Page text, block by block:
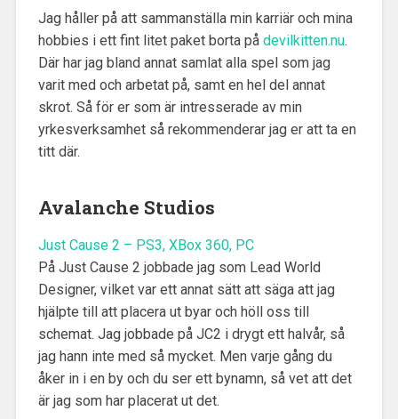
Jag håller på att sammanställa min karriär och mina
hobbies i ett fint litet paket borta på devilkitten.nu.
Där har jag bland annat samlat alla spel som jag
varit med och arbetat på, samt en hel del annat
skrot. Så för er som är intresserade av min
yrkesverksamhet så rekommenderar jag er att ta en
titt där.
Avalanche Studios
Just Cause 2 – PS3, XBox 360, PC
På Just Cause 2 jobbade jag som Lead World
Designer, vilket var ett annat sätt att säga att jag
hjälpte till att placera ut byar och höll oss till
schemat. Jag jobbade på JC2 i drygt ett halvår, så
jag hann inte med så mycket. Men varje gång du
åker in i en by och du ser ett bynamn, så vet att det
är jag som har placerat ut det.